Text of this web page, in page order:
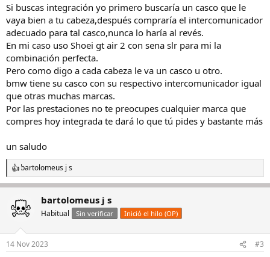
Si buscas integración yo primero buscaría un casco que le
vaya bien a tu cabeza,después compraría el intercomunicador
adecuado para tal casco,nunca lo haría al revés.
En mi caso uso Shoei gt air 2 con sena slr para mi la
combinación perfecta.
Pero como digo a cada cabeza le va un casco u otro.
bmw tiene su casco con su respectivo intercomunicador igual
que otras muchas marcas.
Por las prestaciones no te preocupes cualquier marca que
compres hoy integrada te dará lo que tú pides y bastante más
un saludo
R
e
a
c
e
bartolomeus j s
bartolomeus j s
Habitual Sin verificar Inició el hilo (OP)
14 Nov 2023 #3